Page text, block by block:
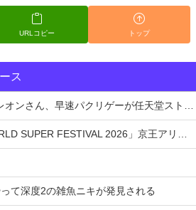
URLコピー トップ
ス
、早速パクリゲーが任天堂ストアに登場してしまう……
FESTIVAL 2026」京王アリーナTOKYO開催決定
て深度2の雑魚ニキが発見される